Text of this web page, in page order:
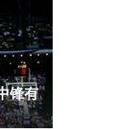
锋有